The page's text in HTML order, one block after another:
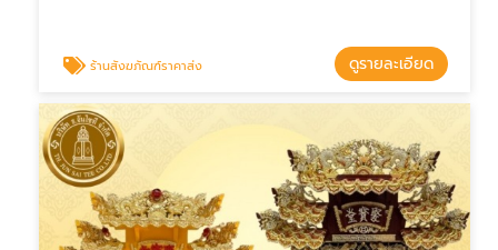
ร้านสังฆภัณฑ์ราคาส่ง ดูรายละเอียด